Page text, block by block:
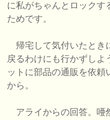
に私がちゃんとロックす
ためです。
帰宅して気付いたとき
戻るわけにも行かずしよ
ットに部品の通販を依頼
から。
アライからの回答。唖